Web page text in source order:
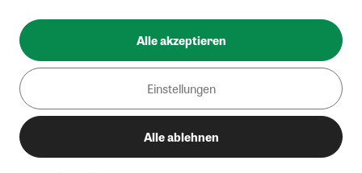
Alle akzeptieren
Einstellungen
Alle ablehnen